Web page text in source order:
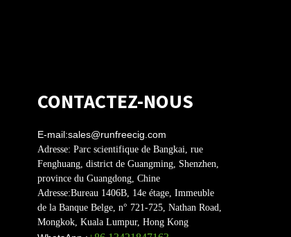
CONTACTEZ-NOUS
E-mail:sales@runfreecig.com
Adresse: Parc scientifique de Bangkai, rue
Fenghuang, district de Guangming, Shenzhen,
province du Guangdong, Chine
Adresse:Bureau 1406B, 14e étage, Immeuble
de la Banque Belge, n° 721-725, Nathan Road,
Mongkok, Kuala Lumpur, Hong Kong